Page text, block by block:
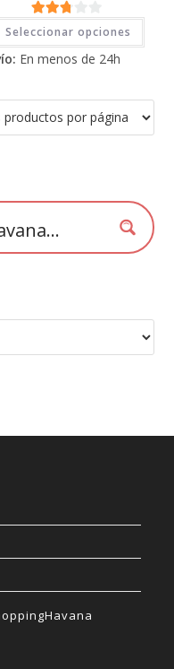
2.71
de 5
Seleccionar opciones
Este
tiene
En menos de 24h